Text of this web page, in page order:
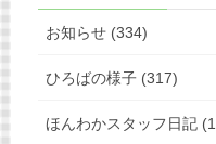
お知らせ (334)
ひろばの様子 (317)
ほんわかスタッフ日記